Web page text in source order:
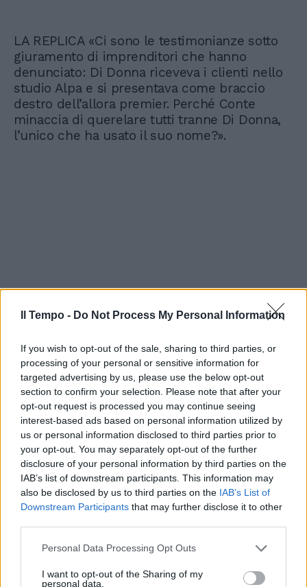
Il Tempo - Do Not Process My Personal Information
If you wish to opt-out of the sale, sharing to third parties, or
processing of your personal or sensitive information for
targeted advertising by us, please use the below opt-out
section to confirm your selection. Please note that after your
opt-out request is processed you may continue seeing
interest-based ads based on personal information utilized by
us or personal information disclosed to third parties prior to
your opt-out. You may separately opt-out of the further
disclosure of your personal information by third parties on the
IAB’s list of downstream participants. This information may
also be disclosed by us to third parties on the IAB’s List of
Downstream Participants that may further disclose it to other
Personal Data Processing Opt Outs
I want to opt-out of the Sharing of my
personal data.
LA REPLICA «Ci sono le testimonianze sotto
giuramento di imprenditori che hanno
denunciato: Di Donna riceveva i clienti nello
studio Alpa e si presentava come braccio
destro dell’allora premier. Perché Conte
minaccia di querelare tutti tranne Di Donna,
l’unico che ha usato il suo nome?».